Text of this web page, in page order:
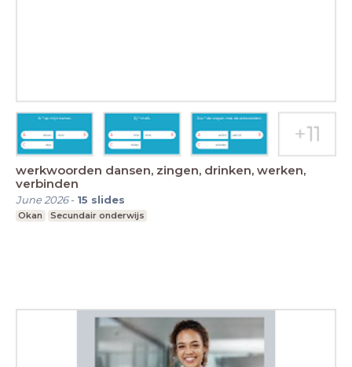
werkwoorden dansen, zingen, drinken, werken,
verbinden
June 2026- 15 slides
Okan Secundair onderwijs